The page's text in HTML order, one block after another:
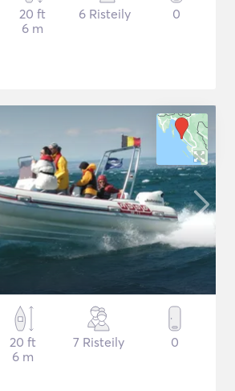
20 ft
6 m
6 Risteily 0
20 ft
6 m
7 Risteily 0